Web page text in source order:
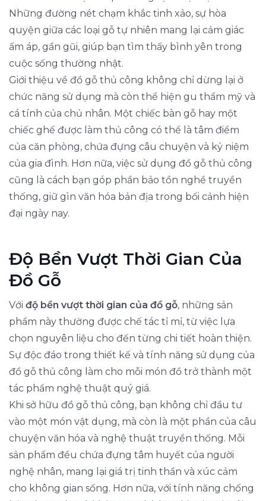
Những đường nét chạm khắc tinh xảo, sự hòa
quyện giữa các loại gỗ tự nhiên mang lại cảm giác
ấm áp, gần gũi, giúp bạn tìm thấy bình yên trong
cuộc sống thường nhật.
Giới thiệu về đồ gỗ thủ công không chỉ dừng lại ở
chức năng sử dụng mà còn thể hiện gu thẩm mỹ và
cá tính của chủ nhân. Một chiếc bàn gỗ hay một
chiếc ghế được làm thủ công có thể là tâm điểm
của căn phòng, chứa đựng câu chuyện và kỷ niệm
của gia đình. Hơn nữa, việc sử dụng đồ gỗ thủ công
cũng là cách bạn góp phần bảo tồn nghề truyền
thống, giữ gìn văn hóa bản địa trong bối cảnh hiện
đại ngày nay.
Độ Bền Vượt Thời Gian Của
Đồ Gỗ
Với độ bền vượt thời gian của đồ gỗ, những sản
phẩm này thường được chế tác tỉ mỉ, từ việc lựa
chọn nguyên liệu cho đến từng chi tiết hoàn thiện.
Sự độc đáo trong thiết kế và tính năng sử dụng của
đồ gỗ thủ công làm cho mỗi món đồ trở thành một
tác phẩm nghệ thuật quý giá.
Khi sở hữu đồ gỗ thủ công, bạn không chỉ đầu tư
vào một món vật dụng, mà còn là một phần của câu
chuyện văn hóa và nghệ thuật truyền thống. Mỗi
sản phẩm đều chứa đựng tâm huyết của người
nghệ nhân, mang lại giá trị tinh thần và xúc cảm
cho không gian sống. Hơn nữa, với tính năng chống